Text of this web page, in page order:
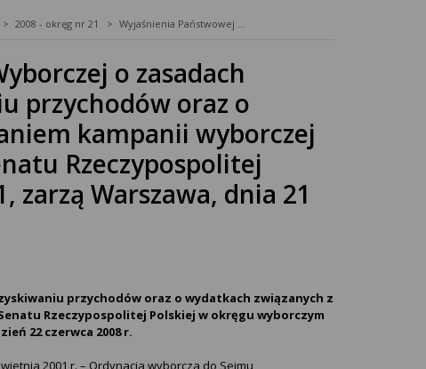
2008 - okręg nr 21
o zasadach
przychodów oraz o
kampanii wyborczej
Rzeczypospolitej
zarzą Warszawa, dnia 21
przychodów oraz o wydatkach związanych z
Rzeczypospolitej Polskiej w okręgu wyborczym
22 czerwca 2008 r.
2001 r. – Ordynacja wyborcza do Sejmu